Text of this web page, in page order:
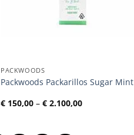
PACKWOODS
Packwoods Packarillos Sugar Mint
€ 150,00 –€ 2.100,00Preisspanne: